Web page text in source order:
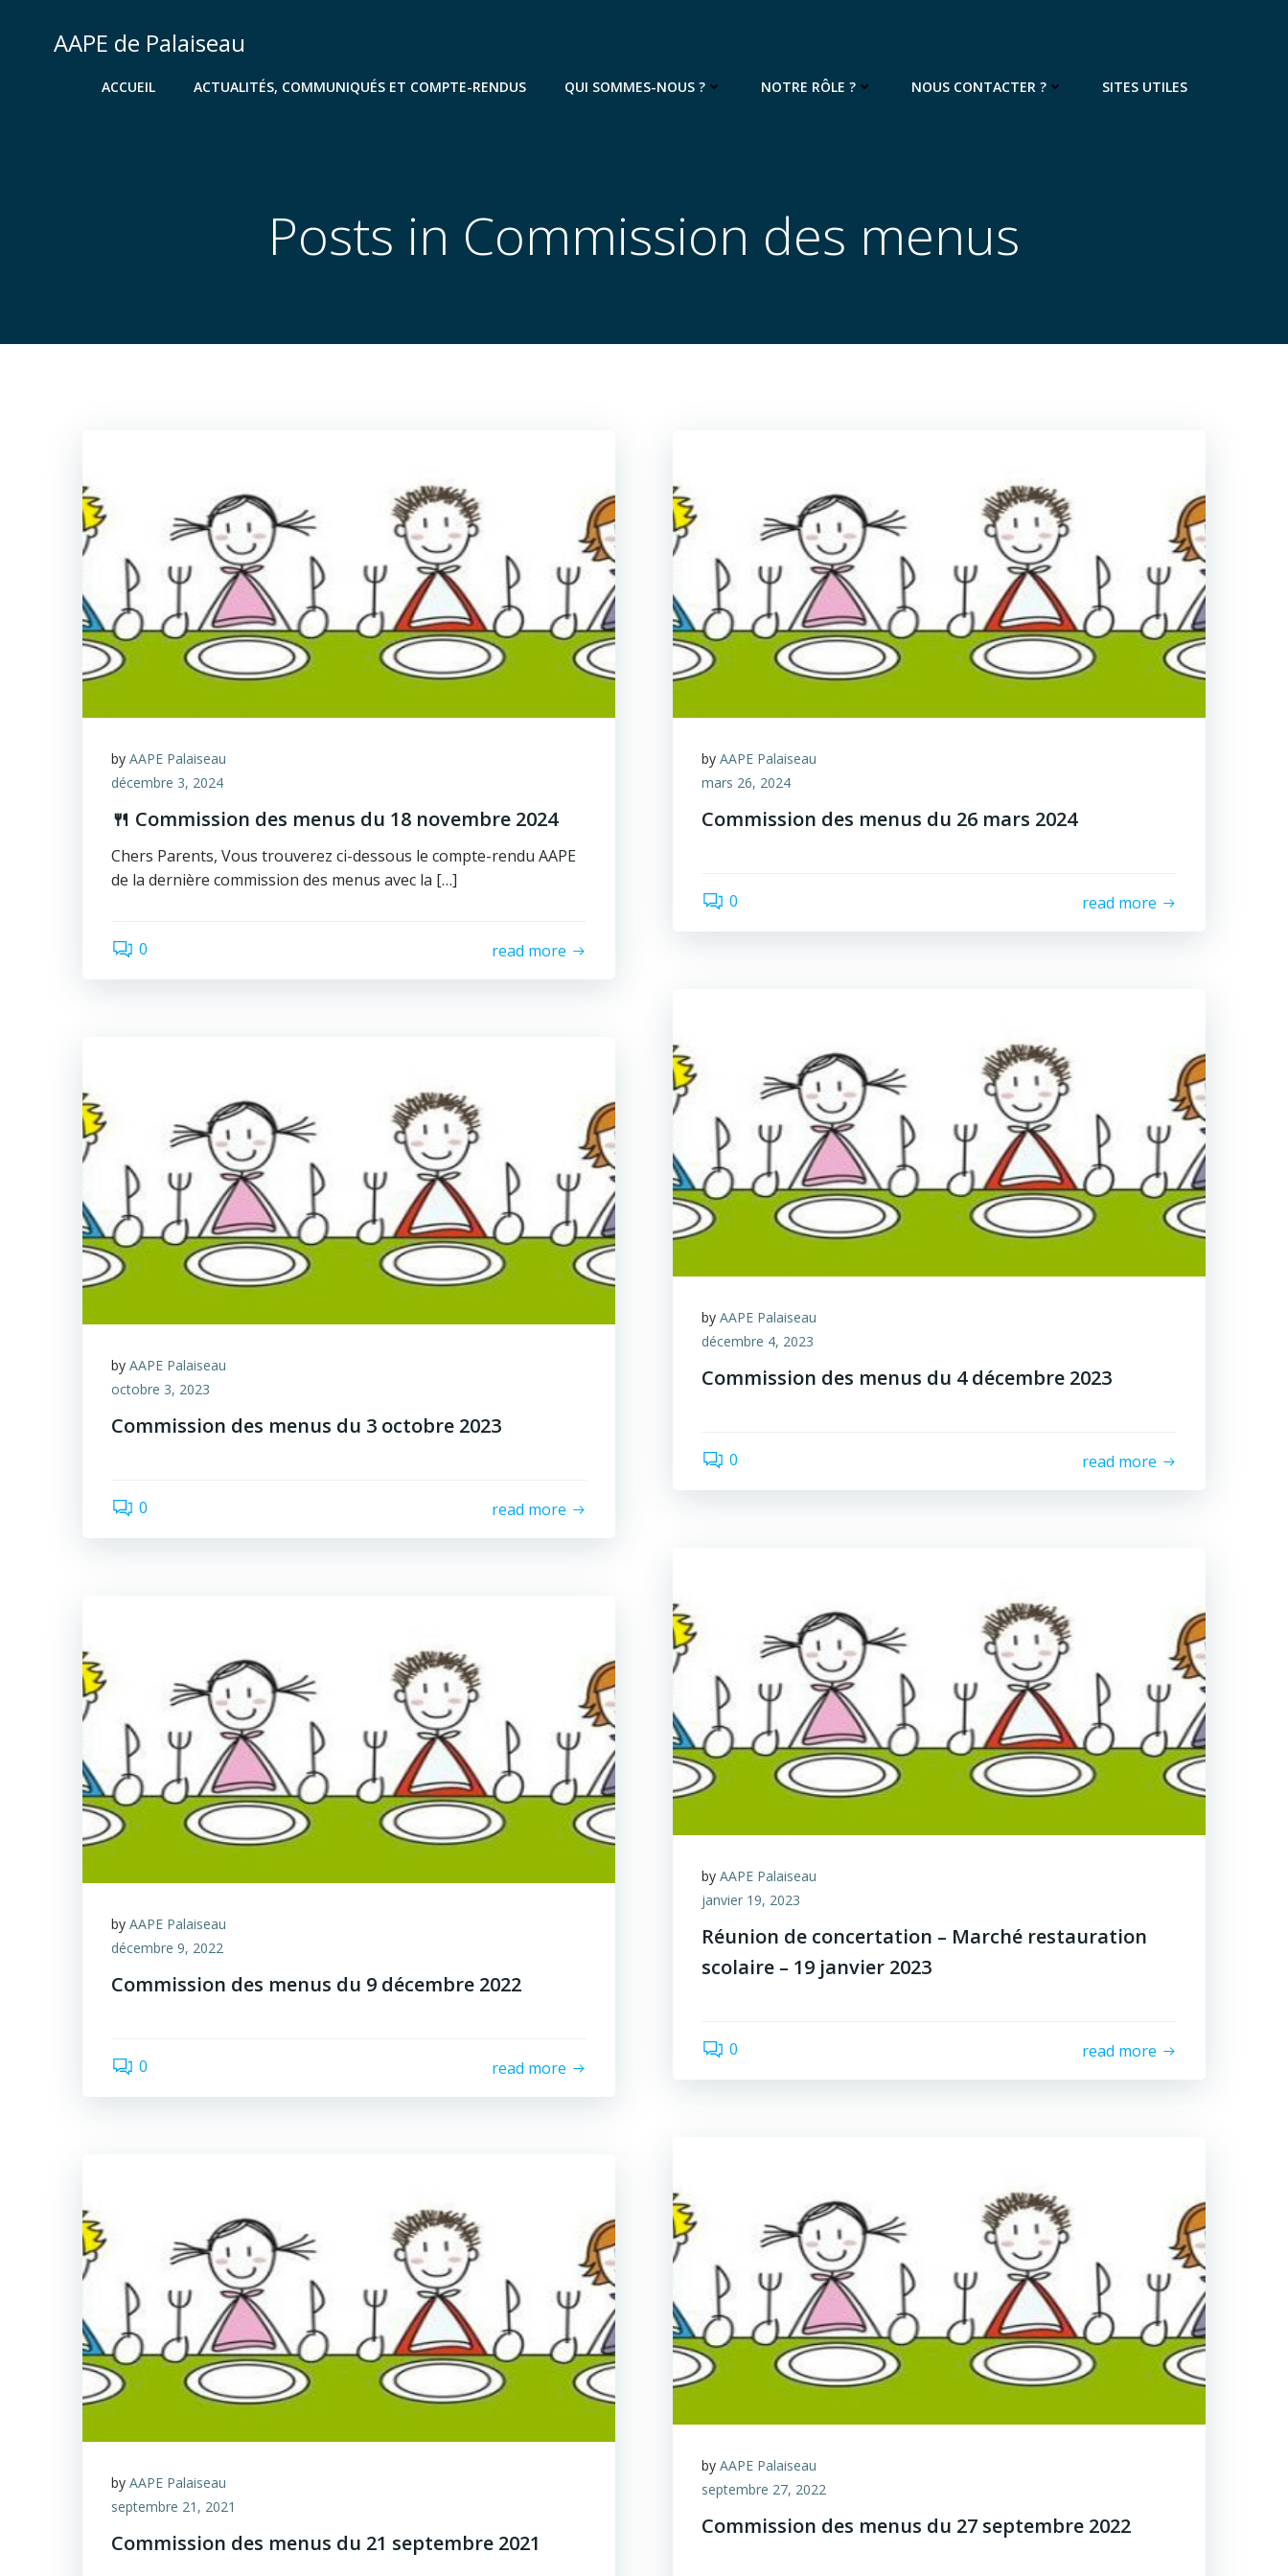
contenuAAPE de Palaiseau
ACCUEIL ACTUALITÉS, COMMUNIQUÉS ET COMPTE-RENDUS QUI SOMMES-NOUS ? NOTRE RÔLE ? NOUS CONTACTER ? SITES UTILES
Posts in Commission des menus
by AAPE Palaiseau
décembre 3, 2024
🍴 Commission des menus du 18 novembre 2024
Chers Parents, Vous trouverez ci-dessous le compte-rendu AAPE
de la dernière commission des menus avec la […]
0 read more
by AAPE Palaiseau
mars 26, 2024
Commission des menus du 26 mars 2024
0 read more
by AAPE Palaiseau
décembre 4, 2023
Commission des menus du 4 décembre 2023
0 read more
by AAPE Palaiseau
octobre 3, 2023
Commission des menus du 3 octobre 2023
0 read more
by AAPE Palaiseau
janvier 19, 2023
Réunion de concertation – Marché restauration
scolaire – 19 janvier 2023
0 read more
by AAPE Palaiseau
décembre 9, 2022
Commission des menus du 9 décembre 2022
0 read more
by AAPE Palaiseau
septembre 27, 2022
Commission des menus du 27 septembre 2022
by AAPE Palaiseau
septembre 21, 2021
Commission des menus du 21 septembre 2021